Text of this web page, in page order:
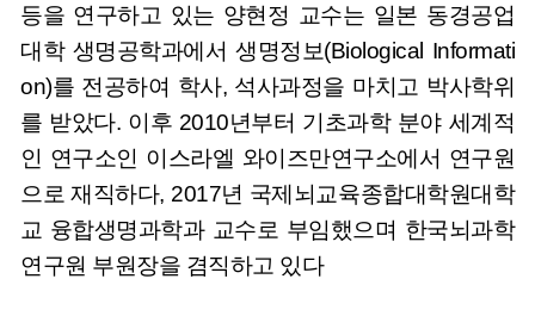
등을 연구하고 있는 양현정 교수는 일본 동경공업
대학 생명공학과에서 생명정보(Biological Informati
on)를 전공하여 학사, 석사과정을 마치고 박사학위
를 받았다. 이후 2010년부터 기초과학 분야 세계적
인 연구소인 이스라엘 와이즈만연구소에서 연구원
으로 재직하다, 2017년 국제뇌교육종합대학원대학
교 융합생명과학과 교수로 부임했으며 한국뇌과학
연구원 부원장을 겸직하고 있다